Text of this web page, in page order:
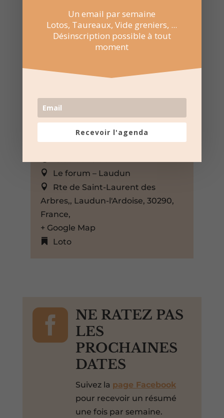
15 Fév 2026
Le forum – Laudun
Rte de Saint-Laurent des
Arbres,, Laudun-l'Ardoise, 30290,
France,
+ Google Map
Loto

NE RATEZ PAS
LES
PROCHAINES
DATES
Suivez la page Facebook
pour recevoir un résumé
une fois par semaine.
Un email par semaine
Lotos, Taureaux, Vide greniers, ...
Désinscription possible à tout
moment
Recevoir l'agenda